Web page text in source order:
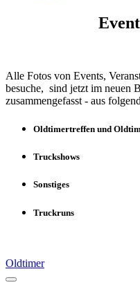
Alle Fotos von Events,
besuche, sind jetzt im neuen
zusammengefasst - aus
Oldtimertreffen und
Truckshows
Sonstiges
Truckruns
Oldtimer